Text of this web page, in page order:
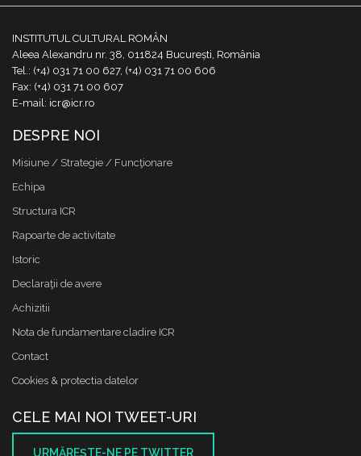
INSTITUTUL CULTURAL ROMÂN
Aleea Alexandru nr. 38, 011824 București, România
Tel.: (+4) 031 71 00 627, (+4) 031 71 00 606
Fax: (+4) 031 71 00 607
E-mail: icr@icr.ro
DESPRE NOI
Misiune / Strategie / Funcţionare
Echipa
Structura ICR
Rapoarte de activitate
Istoric
Declaraţii de avere
Achizitii
Nota de fundamentare cladire ICR
Contact
Cookies & protectia datelor
CELE MAI NOI TWEET-URI
URMĂREŞTE-NE PE TWITTER